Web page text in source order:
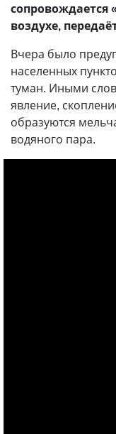
сопровождается
воздухе,
Вчера было
населенных
туман. Иными
явление,
образуются
водяного пара.